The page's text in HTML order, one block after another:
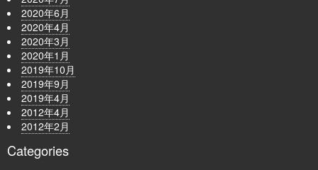
2020年6月
2020年4月
2020年3月
2020年1月
2019年10月
2019年9月
2019年4月
2012年4月
2012年2月
Categories